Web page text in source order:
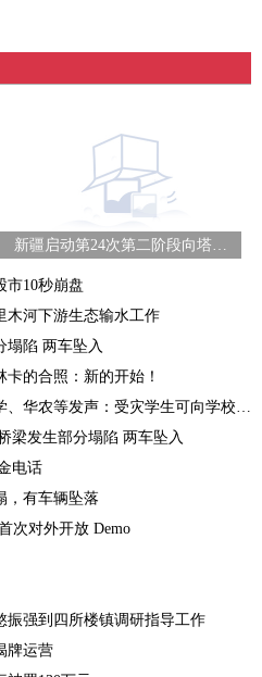
新疆启动第24次第二阶段向塔里木河下游生态输水工作
市10秒崩盘
木河下游生态输水工作
塌陷 两车坠入
的合照：新的开始！
农等发声：受灾学生可向学校申请补助
梁发生部分塌陷 两车坠入
电话
，有车辆坠落
次对外开放 Demo
振强到四所楼镇调研指导工作
牌运营